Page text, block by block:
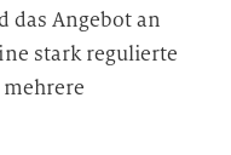
das Angebot an
stark regulierte